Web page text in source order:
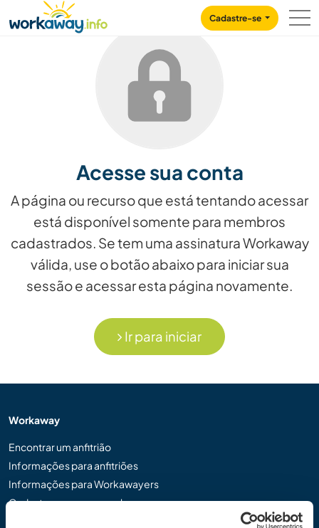
CONTENT
MAIN NAVIGATION
Cadastre-se
Acesse sua conta
A página ou recurso que está tentando acessar
está disponível somente para membros
cadastrados. Se tem uma assinatura Workaway
válida, use o botão abaixo para iniciar sua
sessão e acessar esta página novamente.
Ir para iniciar
Workaway
Encontrar um anfitrião
Informações para anfitriões
Informações para Workawayers
Cadastrar-se como workawayer